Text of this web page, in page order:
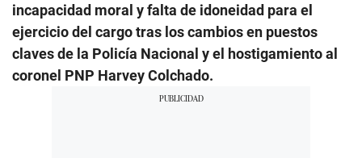
incapacidad moral y falta de idoneidad para el
ejercicio del cargo tras los cambios en puestos
claves de la Policía Nacional y el hostigamiento al
coronel PNP Harvey Colchado.